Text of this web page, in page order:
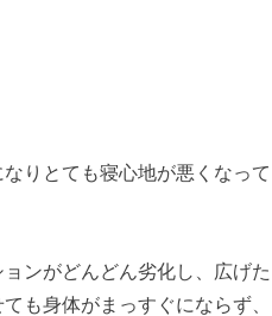
りとても寝心地が悪くなって
ンがどんどん劣化し、広げた
も身体がまっすぐにならず、